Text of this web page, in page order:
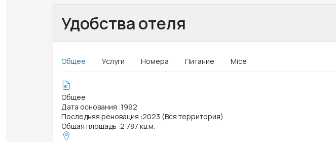
Удобства отеля
Общее Услуги Номера Питание Mice
Общее
Дата основания :1992
Последняя реновация :2023 (Вся территория)
Общая площадь :2 787 кв.м.